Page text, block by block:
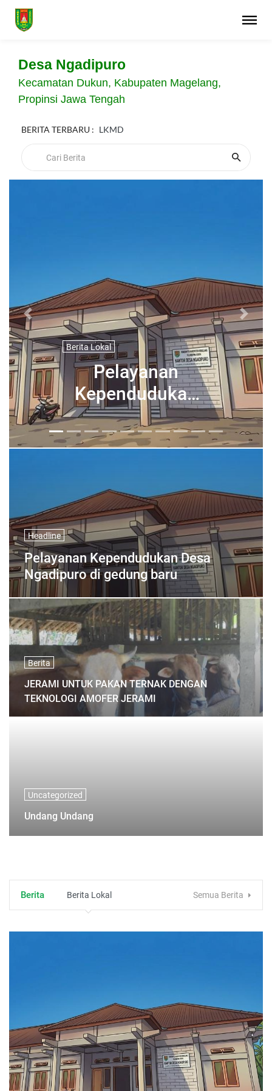
Desa Ngadipuro
Kecamatan Dukun, Kabupaten Magelang,
Propinsi Jawa Tengah
BERITA TERBARU : LKMD
Berita Lokal
MARHABAN YA
RAMADHAN
Previous Next
Headline
Pelayanan Kependudukan Desa
Ngadipuro di gedung baru
Berita
JERAMI UNTUK PAKAN TERNAK DENGAN
TEKNOLOGI AMOFER JERAMI
Uncategorized
Undang Undang
Berita Berita Lokal Semua Berita